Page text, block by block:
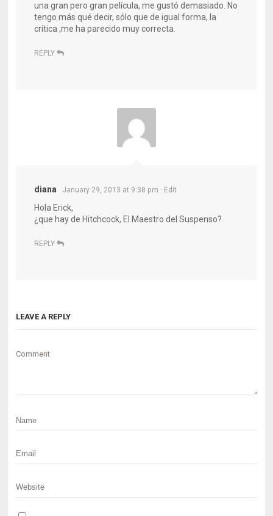
una gran pero gran película, me gustó demasiado. No
tengo más qué decir, sólo que de igual forma, la
crítica ,me ha parecido muy correcta.
REPLY
diana January 29, 2013 at 9:38 pm · Edit
Hola Erick,
¿que hay de Hitchcock, El Maestro del Suspenso?
REPLY
LEAVE A REPLY
Comment